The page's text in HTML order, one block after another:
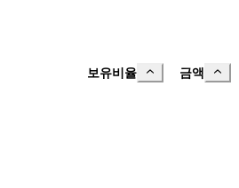
보유비율 금액